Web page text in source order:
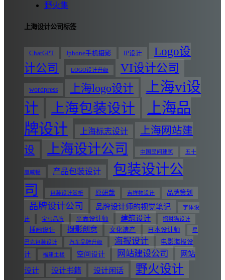
野火集
上海设计公司标签
ChatGPT Iphone手机摄影 IP设计
Logo设
计公司
LOGO设计升级 VI设计公司
wordpress 上海logo设计
上海vi设
计
上海包装设计
上海品
牌设计
上海标志设计
上海网站建
设
上海设计公司 中国民间建筑 五十
嵐威暢 产品包装设计
包装设计公
司
包装设计赏析 原研哉 吉祥物设计 品牌策划
品牌设计公司 品牌设计师的视觉笔记 字体设
计 宝马品牌 平面设计师 建筑设计 招财猫设计
插画设计 摄影创意 文化遗产 日本设计师 星
巴克包装设计 汽车品牌升级 海报设计
电影海报设
计
福建土楼 空间设计 网站建设公司
网站
设计
设计书籍 设计闲话 野火设计